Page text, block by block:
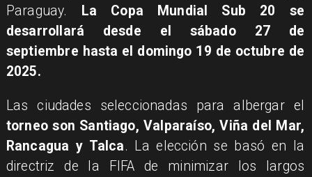
Paraguay.
La Copa Mundial Sub 20 se
desarrollará desde el sábado 27 de
septiembre hasta el domingo 19 de octubre de
2025.
Las ciudades seleccionadas para albergar el
torneo son Santiago, Valparaíso, Viña del Mar,
Rancagua y Talca. La elección se basó en la
directriz de la FIFA de minimizar los largos